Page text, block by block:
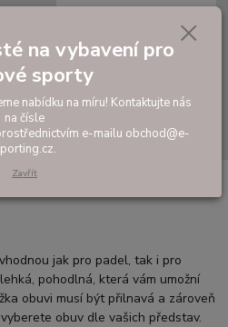
Hledat
0,00 Kč
Obuv
jak pro padel, tak i pro
pohodlná, která vám umožní
obuvi musí být přilnavá a zároveň
obuv dle vašich představ.
na vybavení pro
sporty
nabídku na míru! Kontaktujte nás
na čísle
e-mailu obchod@e-
Zavřít